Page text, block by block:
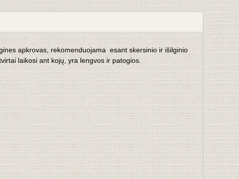
apkrovas, rekomenduojama esant skersinio ir išilginio
laikosi ant kojų, yra lengvos ir patogios.